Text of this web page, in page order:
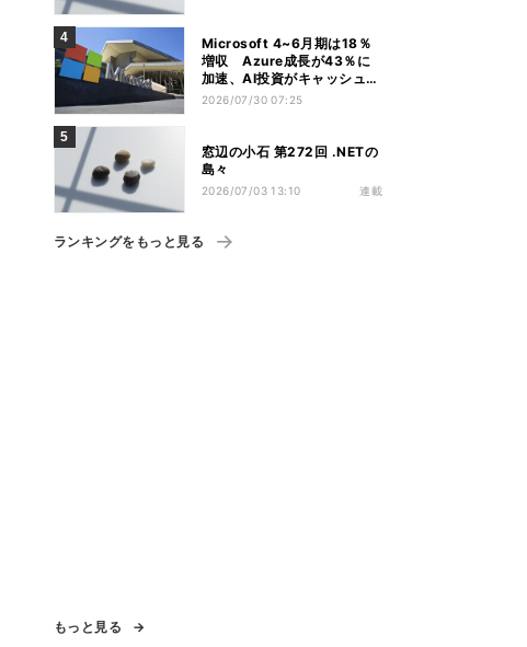
Microsoft 4~6月期は18％
増収 Azure成長が43％に
加速、AI投資がキャッシュフ
ロー圧迫
2026/07/30 07:25
窓辺の小石 第272回 .NETの
島々
2026/07/03 13:10 連載
ランキングをもっと見る
もっと見る